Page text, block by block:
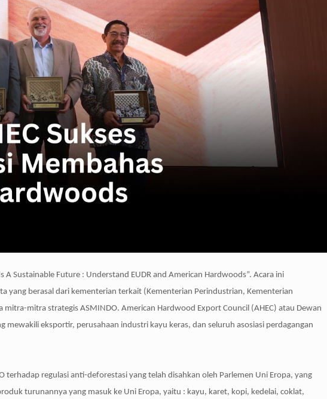
Sustainable Future : Understand EUDR and American Hardwoods”. Acara ini
yang berasal dari kementerian terkait (Kementerian Perindustrian, Kementerian
mitra strategis ASMINDO. American Hardwood Export Council (AHEC) atau Dewan
eksportir, perusahaan industri kayu keras, dan seluruh asosiasi perdagangan
regulasi anti-deforestasi yang telah disahkan oleh Parlemen Uni Eropa, yang
turunannya yang masuk ke Uni Eropa, yaitu : kayu, karet, kopi, kedelai, coklat,